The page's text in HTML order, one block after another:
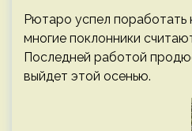
Рютаро успел поработать
многие поклонники
Последней работой
выйдет этой осенью.